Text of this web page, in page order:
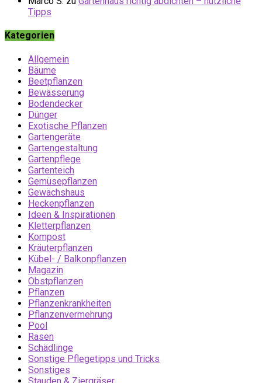
Tipps
Kategorien
Allgemein
Bäume
Beetpflanzen
Bewässerung
Bodendecker
Dünger
Exotische Pflanzen
Gartengeräte
Gartengestaltung
Gartenpflege
Gartenteich
Gemüsepflanzen
Gewächshaus
Heckenpflanzen
Ideen & Inspirationen
Kletterpflanzen
Kompost
Kräuterpflanzen
Kübel- / Balkonpflanzen
Magazin
Obstpflanzen
Pflanzen
Pflanzenkrankheiten
Pflanzenvermehrung
Pool
Rasen
Schädlinge
Sonstige Pflegetipps und Tricks
Sonstiges
Stauden & Ziergräser